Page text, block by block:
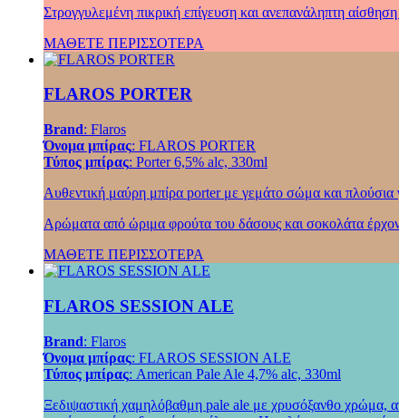
Στρογγυλεμένη πικρική επίγευση και ανεπανάληπτη
ΜΑΘΕΤΕ ΠΕΡΙΣΣΟΤΕΡΑ
FLAROS PORTER
Brand: Flaros
Όνομα μπίρας: FLAROS PORTER
Τύπος μπίρας: Porter 6,5% alc, 330ml
Αυθεντική μαύρη μπίρα porter με γεμάτο σώμα και
Αρώματα από ώριμα φρούτα του δάσους και σοκολάτα
ΜΑΘΕΤΕ ΠΕΡΙΣΣΟΤΕΡΑ
FLAROS SESSION ALE
Brand: Flaros
Όνομα μπίρας: FLAROS SESSION ALE
Τύπος μπίρας: American Pale Ale 4,7% alc, 330ml
Ξεδιψαστική χαμηλόβαθμη pale ale με χρυσόξανθο χρώμα,